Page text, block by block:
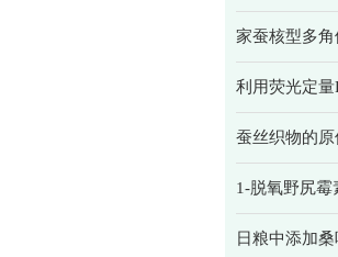
家蚕核型多
利用荧光定
蚕丝织物的
1-脱氧野尻
日粮中添加